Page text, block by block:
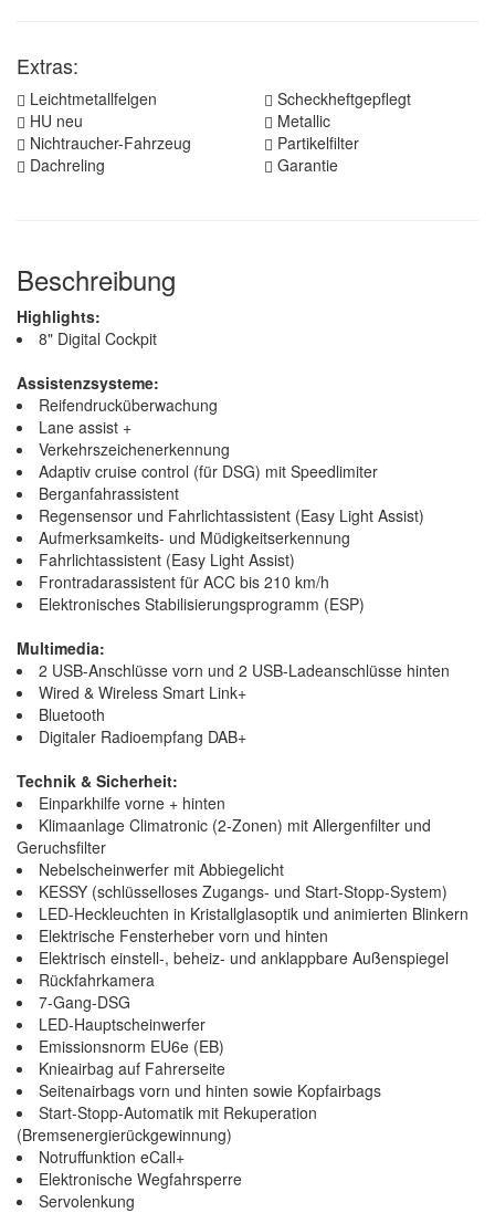
Extras:
Leichtmetallfelgen
Scheckheftgepflegt
HU neu
Metallic
Nichtraucher-Fahrzeug
Partikelfilter
Dachreling
Garantie
Beschreibung
Highlights:
8" Digital Cockpit
Assistenzsysteme:
Reifendrucküberwachung
Lane assist +
Verkehrszeichenerkennung
Adaptiv cruise control (für DSG) mit Speedlimiter
Berganfahrassistent
Regensensor und Fahrlichtassistent (Easy Light Assist)
Aufmerksamkeits- und Müdigkeitserkennung
Fahrlichtassistent (Easy Light Assist)
Frontradarassistent für ACC bis 210 km/h
Elektronisches Stabilisierungsprogramm (ESP)
Multimedia:
2 USB-Anschlüsse vorn und 2 USB-Ladeanschlüsse hinten
Wired & Wireless Smart Link+
Bluetooth
Digitaler Radioempfang DAB+
Technik & Sicherheit:
Einparkhilfe vorne + hinten
Klimaanlage Climatronic (2-Zonen) mit Allergenfilter und
Geruchsfilter
Nebelscheinwerfer mit Abbiegelicht
KESSY (schlüsselloses Zugangs- und Start-Stopp-System)
LED-Heckleuchten in Kristallglasoptik und animierten Blinkern
Elektrische Fensterheber vorn und hinten
Elektrisch einstell-, beheiz- und anklappbare Außenspiegel
Rückfahrkamera
7-Gang-DSG
LED-Hauptscheinwerfer
Emissionsnorm EU6e (EB)
Knieairbag auf Fahrerseite
Seitenairbags vorn und hinten sowie Kopfairbags
Start-Stopp-Automatik mit Rekuperation
(Bremsenergierückgewinnung)
Notruffunktion eCall+
Elektronische Wegfahrsperre
Servolenkung